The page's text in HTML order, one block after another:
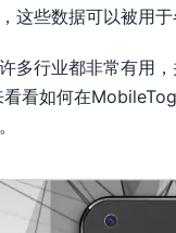
这些数据可以被用于
多行业都非常有用
看如何在